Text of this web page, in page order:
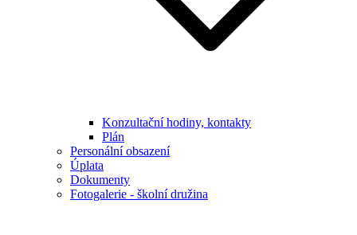
Konzultační hodiny, kontakty
Plán
Personální obsazení
Úplata
Dokumenty
Fotogalerie - školní družina